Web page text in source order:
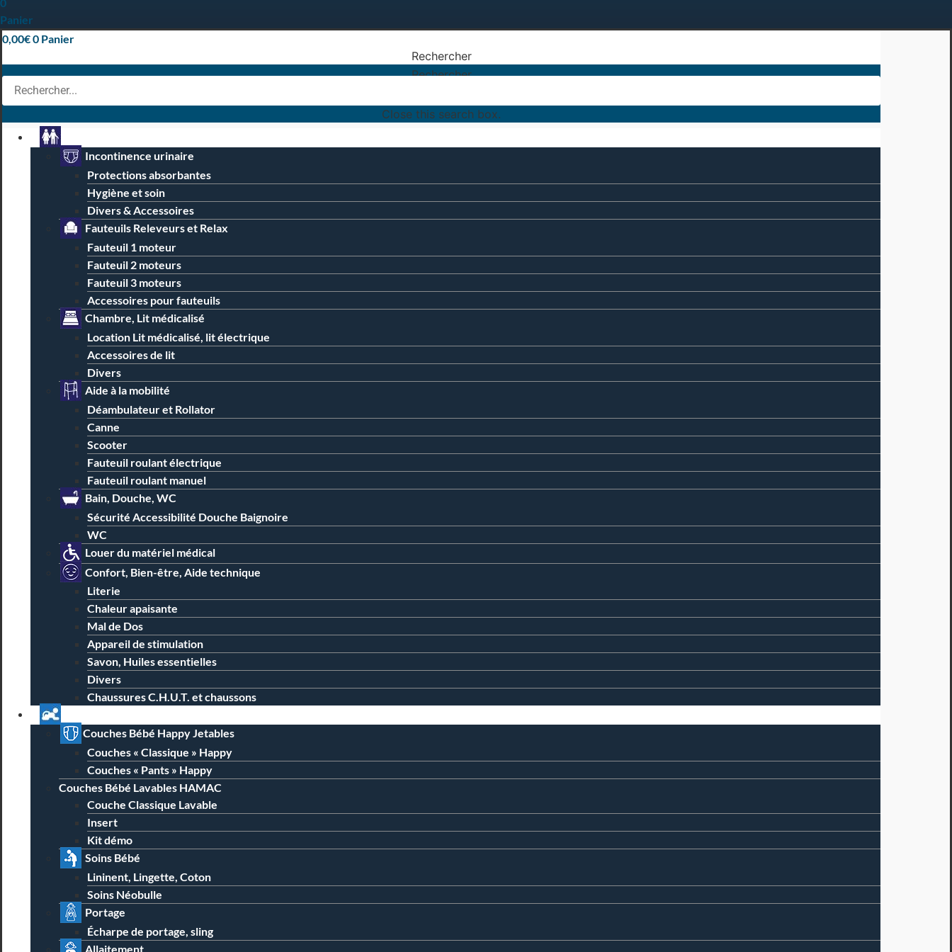
Panier
0,00€0 Panier
Rechercher
Rechercher
Close this search box.
Incontinence urinaire
Protections absorbantes
Hygiène et soin
Divers & Accessoires
Fauteuils Releveurs et Relax
Fauteuil 1 moteur
Fauteuil 2 moteurs
Fauteuil 3 moteurs
Accessoires pour fauteuils
Chambre, Lit médicalisé
Location Lit médicalisé, lit électrique
Accessoires de lit
Divers
Aide à la mobilité
Déambulateur et Rollator
Canne
Scooter
Fauteuil roulant électrique
Fauteuil roulant manuel
Bain, Douche, WC
Sécurité Accessibilité Douche Baignoire
WC
Louer du matériel médical
Confort, Bien-être, Aide technique
Literie
Chaleur apaisante
Mal de Dos
Appareil de stimulation
Savon, Huiles essentielles
Divers
Chaussures C.H.U.T. et chaussons
Couches Bébé Happy Jetables
Couches « Classique » Happy
Couches « Pants » Happy
Couches Bébé Lavables HAMAC
Couche Classique Lavable
Insert
Kit démo
Soins Bébé
Lininent, Lingette, Coton
Soins Néobulle
Portage
Écharpe de portage, sling
Allaitement